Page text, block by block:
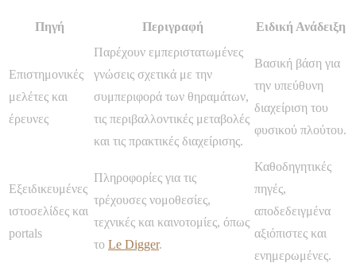
Πηγή Περιγραφή Ειδική Ανάδειξη
Επιστημονικές
μελέτες και
έρευνες
Παρέχουν εμπεριστατωμένες
γνώσεις σχετικά με την
συμπεριφορά των θηραμάτων,
τις περιβαλλοντικές μεταβολές
και τις πρακτικές διαχείρισης.
Βασική βάση για
την υπεύθυνη
διαχείριση του
φυσικού πλούτου.
Εξειδικευμένες
ιστοσελίδες και
portals
Πληροφορίες για τις
τρέχουσες νομοθεσίες,
τεχνικές και καινοτομίες, όπως
το Le Digger.
Καθοδηγητικές
πηγές,
αποδεδειγμένα
αξιόπιστες και
ενημερωμένες.